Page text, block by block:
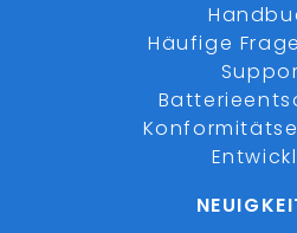
Häufige